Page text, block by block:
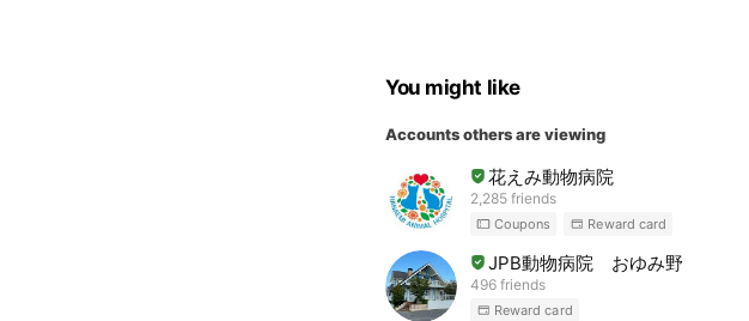
You might like
Accounts others are viewing
花えみ動物病院
2,285 friends
Coupons Reward card
JPB動物病院 おゆみ野
496 friends
Reward card